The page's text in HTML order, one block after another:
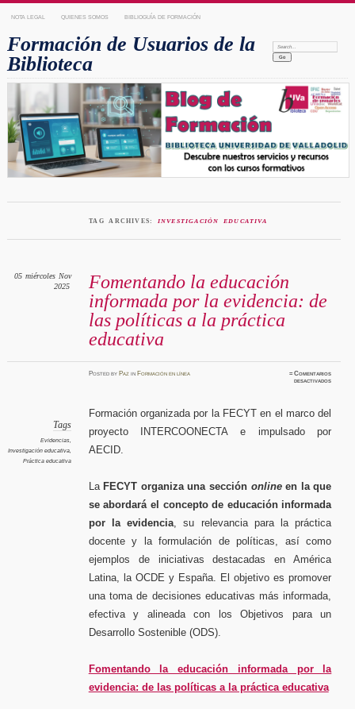
NOTA LEGAL QUIENES SOMOS BIBLIOGUÍA DE FORMACIÓN
Formación de Usuarios de la
Biblioteca
Search:
TAG ARCHIVES: INVESTIGACIÓN EDUCATIVA
Fomentando la educación
informada por la evidencia: de
las políticas a la práctica
educativa
05 miércoles Nov
2025
PostedbyPaz inFormación en línea ≈Comentarios
desactivadosen
Tags
Evidencias,
Investigación educativa,
Práctica educativa
Formación organizada por la FECYT en el marco del
proyecto INTERCOONECTA e impulsado por
AECID.
LaFECYT organiza una sección onlineen la que
se abordará el concepto de educación informada
por la evidencia , su relevancia para la práctica
docente y la formulación de políticas, así como
ejemplos de iniciativas destacadas en América
Latina, la OCDE y España. El objetivo es promover
una toma de decisiones educativas más informada,
efectiva y alineada con los Objetivos para un
Desarrollo Sostenible (ODS).
Fomentando la educación informada por la
evidencia: de las políticas a la práctica educativa